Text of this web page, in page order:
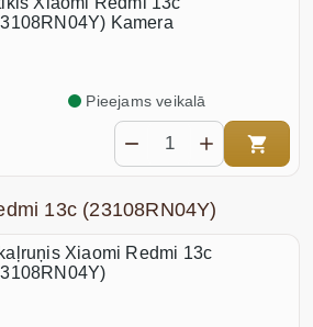
Kamera
Pieejams veikalā
13c (23108RN04Y)
Xiaomi Redmi 13c